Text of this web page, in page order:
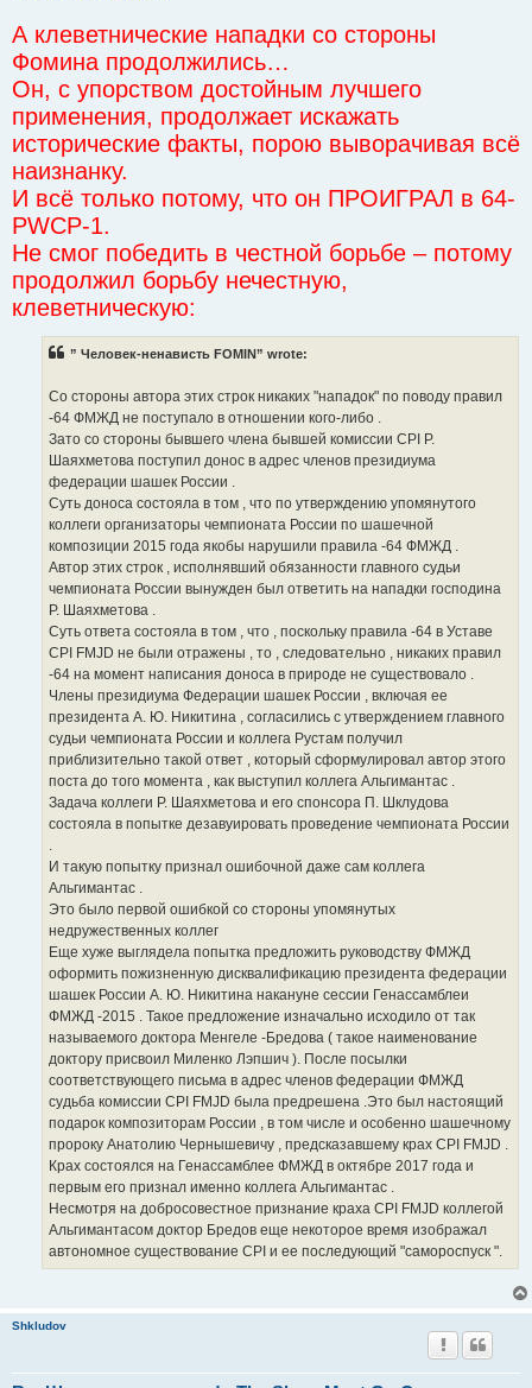
А клеветнические нападки со стороны
Фомина продолжились…
Он, с упорством достойным лучшего
применения, продолжает искажать
исторические факты, порою выворачивая всё
наизнанку.
И всё только потому, что он ПРОИГРАЛ в 64-
PWCP-1.
Не смог победить в честной борьбе – потому
продолжил борьбу нечестную,
клеветническую:
” Человек-ненависть FOMIN” wrote:
Со стороны автора этих строк никаких "нападок" по поводу правил
-64 ФМЖД не поступало в отношении кого-либо .
Зато со стороны бывшего члена бывшей комиссии CPI Р.
Шаяхметова поступил донос в адрес членов президиума
федерации шашек России .
Суть доноса состояла в том , что по утверждению упомянутого
коллеги организаторы чемпионата России по шашечной
композиции 2015 года якобы нарушили правила -64 ФМЖД .
Автор этих строк , исполнявший обязанности главного судьи
чемпионата России вынужден был ответить на нападки господина
Р. Шаяхметова .
Суть ответа состояла в том , что , поскольку правила -64 в Уставе
CPI FMJD не были отражены , то , следовательно , никаких правил
-64 на момент написания доноса в природе не существовало .
Члены президиума Федерации шашек России , включая ее
президента А. Ю. Никитина , согласились с утверждением главного
судьи чемпионата России и коллега Рустам получил
приблизительно такой ответ , который сформулировал автор этого
поста до того момента , как выступил коллега Альгимантас .
Задача коллеги Р. Шаяхметова и его спонсора П. Шклудова
состояла в попытке дезавуировать проведение чемпионата России
.
И такую попытку признал ошибочной даже сам коллега
Альгимантас .
Это было первой ошибкой со стороны упомянутых
недружественных коллег
Еще хуже выглядела попытка предложить руководству ФМЖД
оформить пожизненную дисквалификацию президента федерации
шашек России А. Ю. Никитина накануне сессии Генассамблеи
ФМЖД -2015 . Такое предложение изначально исходило от так
называемого доктора Менгеле -Бредова ( такое наименование
доктору присвоил Миленко Лэпшич ). После посылки
соответствующего письма в адрес членов федерации ФМЖД
судьба комиссии CPI FMJD была предрешена .Это был настоящий
подарок композиторам России , в том числе и особенно шашечному
пророку Анатолию Чернышевичу , предсказавшему крах CPI FMJD .
Крах состоялся на Генассамблее ФМЖД в октябре 2017 года и
первым его признал именно коллега Альгимантас .
Несмотря на добросовестное признание краха CPI FMJD коллегой
Альгимантасом доктор Бредов еще некоторое время изображал
автономное существование CPI и ее последующий "самороспуск ".
Shkludov